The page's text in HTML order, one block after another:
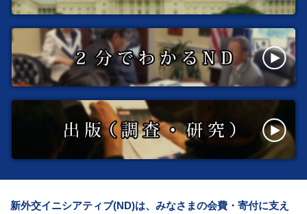
新外交イニシアティブ(ND)は、みなさまの会費・寄付に支え